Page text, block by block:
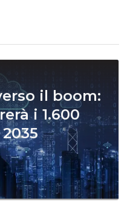
il boom:
i 1.600